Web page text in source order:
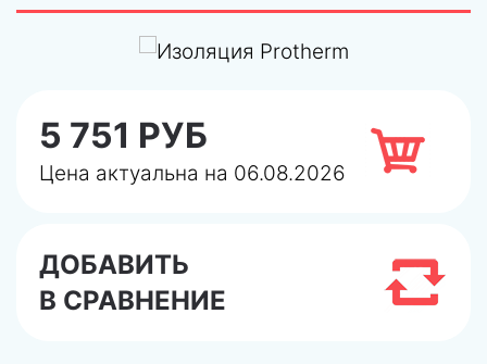
5 751 РУБ
Цена актуальна на 06.08.2026
ДОБАВИТЬ
В СРАВНЕНИЕ